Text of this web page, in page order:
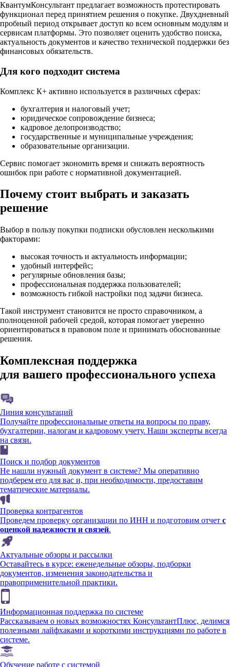
КвантумКонсультант предлагает возможность протестировать
функционал перед принятием решения о покупке. Двухдневный
пробный период открывает доступ ко всем основным модулям и
сервисам платформы. Это позволяет оценить удобство поиска,
актуальность документов и качество технической поддержки без
финансовых обязательств.
Для кого подходит система
Комплекс К+ активно используется в различных сферах:
бухгалтерия и налоговый учет;
юридическое сопровождение бизнеса;
кадровое делопроизводство;
государственные и муниципальные учреждения;
образовательные организации.
Сервис помогает экономить время и снижать вероятность
ошибок при работе с нормативной документацией.
Почему стоит выбрать и заказать
решение
Выбор в пользу покупки подписки обусловлен несколькими
факторами:
высокая точность и актуальность информации;
удобный интерфейс;
регулярные обновления базы;
профессиональная поддержка пользователей;
возможность гибкой настройки под задачи бизнеса.
Такой инструмент становится не просто справочником, а
полноценной рабочей средой, которая помогает уверенно
ориентироваться в правовом поле и принимать обоснованные
решения.
Комплексная поддержка
для вашего профессионального успеха
Линия консультаций
Получайте профессиональные ответы на вопросы по праву,
бухгалтерии, налогам и кадровому учету. Наши эксперты всегда
на связи.
Поиск и подбор документов
Не нашли нужный документ в системе? Мы оперативно
подберем его для вас и, при необходимости, предоставим
тематические материалы.
Проверка контрагентов
Проведем проверку организации по ИНН и подготовим отчет с
оценкой надежности и связей.
Актуальные обзоры и рассылки
Оставайтесь в курсе: еженедельные обзоры, подборки
документов, изменения законодательства и
правоприменительной практики.
Информационная поддержка по системе
Рассказываем о новых возможностях КонсультантПлюс, делимся
полезными лайфхаками и короткими инструкциями по работе в
системе.
Обучение работе с системой